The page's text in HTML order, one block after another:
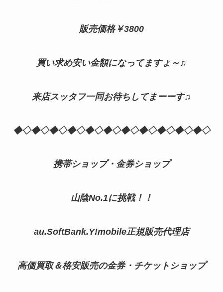
販売価格￥3800
買い求め安い金額になってますょ～♫
来店スッタフ一同お待ちしてまーーす♫
◆◇◆◇◆◇◆◇◆◇◆◇◆◇◆◇◆◇◆◇◆◇
携帯ショップ・金券ショップ
山陰No.1に挑戦！！
au.SoftBank.Y!mobile正規販売代理店
高価買取＆格安販売の金券・チケットショップ